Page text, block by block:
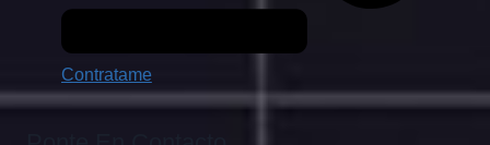
Contratame